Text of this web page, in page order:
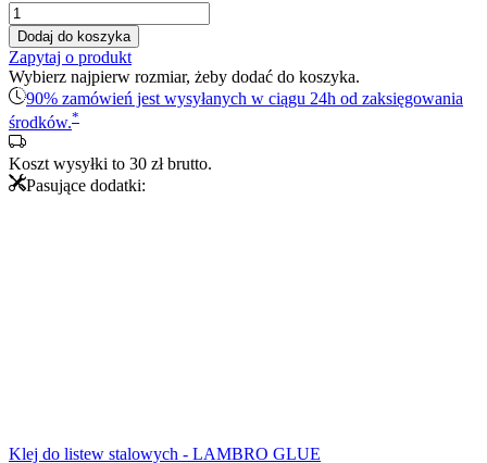
ilość
Profil
T
-
teownik
ozdobny
REKTYFIKOWANY
–
czarny
polerowany
Dodaj do koszyka
Zapytaj o produkt
Wybierz najpierw rozmiar, żeby dodać do koszyka.
90% zamówień jest wysyłanych w ciągu 24h od zaksięgowania
środków.*
Koszt wysyłki to 30 złbrutto.
Pasujące dodatki:
Klej do listew stalowych - LAMBRO GLUE